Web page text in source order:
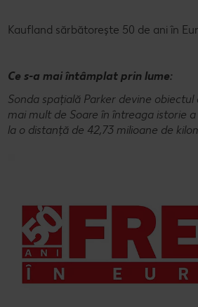
Kaufland sărbătorește 50 de ani în
Ce s-a mai întâmplat prin lume:
Sonda spațială Parker devine
mai mult de Soare în întreaga istorie
la o distanță de 42,73 milioane de